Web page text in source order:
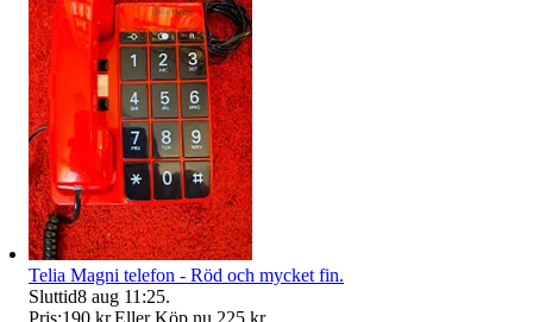
Telia Magni telefon - Röd och mycket fin.
Sluttid8 aug 11:25.